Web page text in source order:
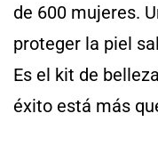
de 600 mujeres.
proteger la piel
Es el kit de
éxito está más